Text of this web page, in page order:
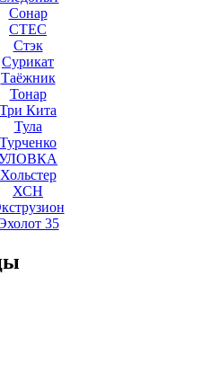
Сонар
СТЕС
Стэк
Сурикат
Таёжник
Тонар
Три Кита
Тула
Турченко
Хольстер
ХСН
35